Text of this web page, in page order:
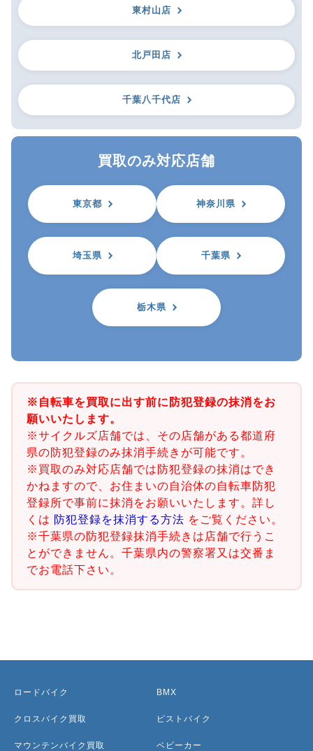
東村山店
北戸田店
千葉八千代店
買取のみ対応店舗
東京都 神奈川県
埼玉県 千葉県
栃木県
※自転車を買取に出す前に防犯登録の抹消をお
願いいたします。
※サイクルズ店舗では、その店舗がある都道府
県の防犯登録のみ抹消手続きが可能です。
※買取のみ対応店舗では防犯登録の抹消はでき
かねますので、お住まいの自治体の自転車防犯
登録所で事前に抹消をお願いいたします。詳し
くは 防犯登録を抹消する方法 をご覧ください。
※千葉県の防犯登録抹消手続きは店舗で行うこ
とができません。千葉県内の警察署又は交番ま
でお電話下さい。
ロードバイク
クロスバイク買取
マウンテンバイク買取
BMX
ピストバイク
ベビーカー